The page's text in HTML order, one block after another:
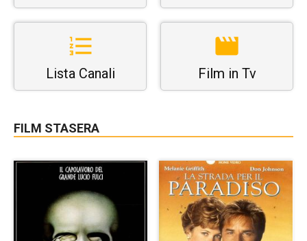
Lista Canali Film in Tv
FILM STASERA